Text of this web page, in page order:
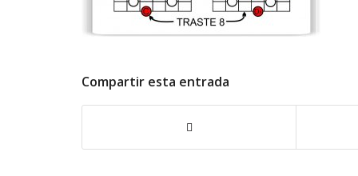
Compartir esta entrada